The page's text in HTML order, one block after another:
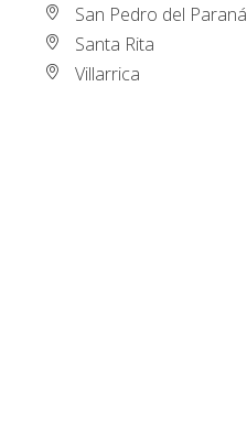
San Pedro del Paraná
Santa Rita
Villarrica